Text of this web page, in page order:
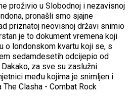
proživio u Slobodnoj i nezavisnoj
pronašli smo sjajne
priznatoj neovisnoj državi snimio
je to dokument vremena koji
o londonskom kvartu koji se, s
sedamdesetih odcijepio od
za sve su zaslužni
među kojima je snimljen i
Clasha - Combat Rock